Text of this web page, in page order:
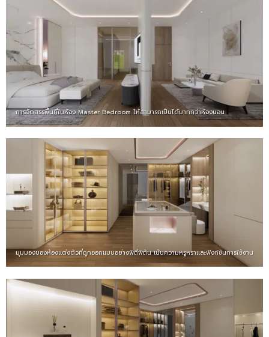
การจัดสรรพื้นที่ในห้อง Master Bedroom ให้สามารถเป็นได้มากกว่าห้องนอน
มุมมองของห้องแต่งตัวที่ถูกออกแบบอย่างพิถีพิถัน เน้นความหรูหราและฟังก์ชันการใช้งาน